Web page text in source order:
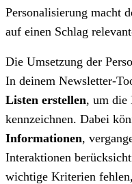
Personalisierung macht
auf einen Schlag
Die Umsetzung der
In deinem Newsletter-
Listen erstellen, um die
kennzeichnen. Dabei
Informationen,
Interaktionen
wichtige Kriterien